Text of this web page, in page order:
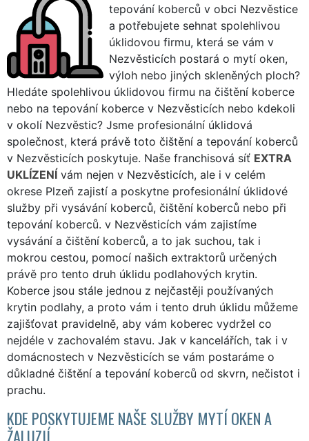
tepování koberců v obci Nezvěstice
a potřebujete sehnat spolehlivou
úklidovou firmu, která se vám v
Nezvěsticích postará o mytí oken,
výloh nebo jiných skleněných ploch?
Hledáte spolehlivou úklidovou firmu na čištění koberce
nebo na tepování koberce v Nezvěsticích nebo kdekoli
v okolí Nezvěstic? Jsme profesionální úklidová
společnost, která právě toto čištění a tepování koberců
v Nezvěsticích poskytuje. Naše franchisová síť EXTRA
UKLÍZENÍ vám nejen v Nezvěsticích, ale i v celém
okrese Plzeň zajistí a poskytne profesionální úklidové
služby při vysávání koberců, čištění koberců nebo při
tepování koberců. v Nezvěsticích vám zajistíme
vysávání a čištění koberců, a to jak suchou, tak i
mokrou cestou, pomocí našich extraktorů určených
právě pro tento druh úklidu podlahových krytin.
Koberce jsou stále jednou z nejčastěji používaných
krytin podlahy, a proto vám i tento druh úklidu můžeme
zajišťovat pravidelně, aby vám koberec vydržel co
nejdéle v zachovalém stavu. Jak v kancelářích, tak i v
domácnostech v Nezvěsticích se vám postaráme o
důkladné čištění a tepování koberců od skvrn, nečistot i
prachu.
KDE POSKYTUJEME NAŠE SLUŽBY MYTÍ OKEN A
ŽALUZIÍ